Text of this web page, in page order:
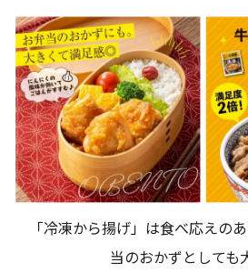
「冷凍から揚げ」は食べ応えの
当のおかずとしても